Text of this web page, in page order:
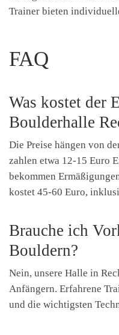
Trainer bieten
FAQ
Was kostet der
Boulderhalle
Die Preise hängen von
zahlen etwa 12-15 Euro
bekommen
kostet 45-60 Euro,
Brauche ich
Bouldern?
Nein, unsere Halle in
Anfängern. Erfahrene
und die wichtigsten